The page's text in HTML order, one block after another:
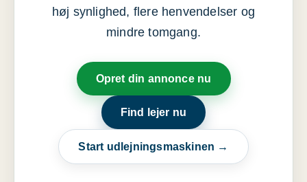
høj synlighed, flere henvendelser og
mindre tomgang.
Opret din annonce nu
Find lejer nu
Start udlejningsmaskinen →